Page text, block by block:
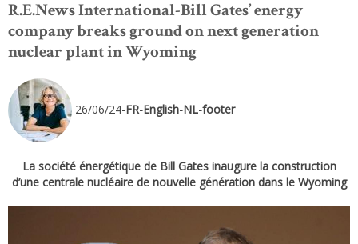
R.E.News International-Bill Gates’ energy
company breaks ground on next generation
nuclear plant in Wyoming
26/06/24-FR-English-NL-footer
La société énergétique de Bill Gates inaugure la construction
d’une centrale nucléaire de nouvelle génération dans le Wyoming